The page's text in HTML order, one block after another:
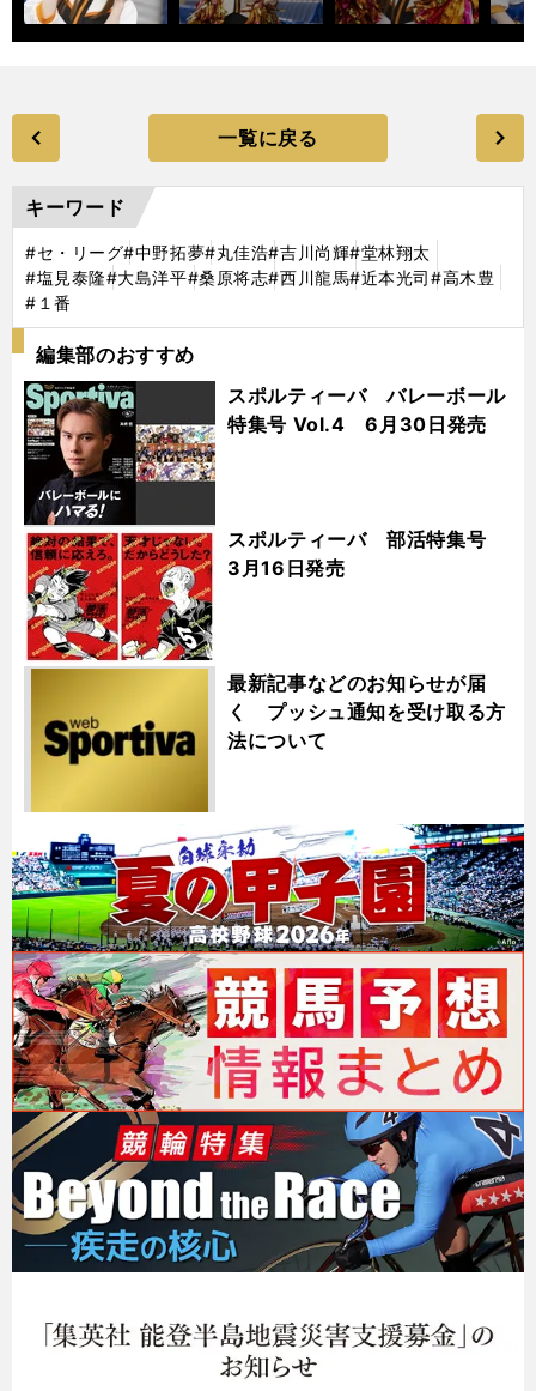
一覧に戻る
キーワード
#セ・リーグ#中野拓夢#丸佳浩#吉川尚輝#堂林翔太
#塩見泰隆#大島洋平#桑原将志#西川龍馬#近本光司#高木豊
#１番
編集部のおすすめ
スポルティーバ バレーボール
特集号 Vol.4 6月30日発売
スポルティーバ 部活特集号
3月16日発売
最新記事などのお知らせが届
く プッシュ通知を受け取る方
法について